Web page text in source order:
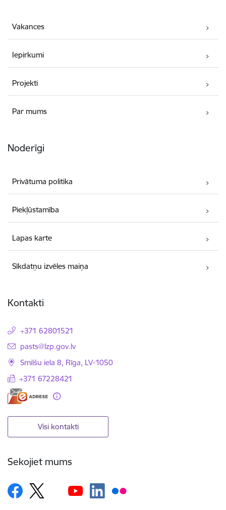
Vakances
Iepirkumi
Projekti
Par mums
Noderīgi
Privātuma politika
Piekļūstamība
Lapas karte
Sīkdatņu izvēles maiņa
Kontakti
+371 62801521
E-pasts:
pasts@lzp.gov.lv
Smilšu iela 8, Rīga, LV-1050
+371 67228421
Visi kontakti
Sekojiet mums